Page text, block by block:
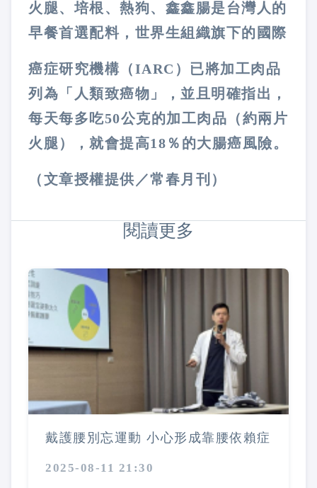
火腿、培根、熱狗、鑫鑫腸是台灣人的
早餐首選配料，世界生組織旗下的國際
癌症研究機構（IARC ）已將加工肉品
列為「人類致癌物」，並且明確指出，
每天每多吃50公克的加工肉品（約兩片
火腿），就會提高18 ％的大腸癌風險。
（文章授權提供／常春月刊）
閱讀更多
戴護腰別忘運動 小心形成靠腰依賴症
2025-08-11 21:30